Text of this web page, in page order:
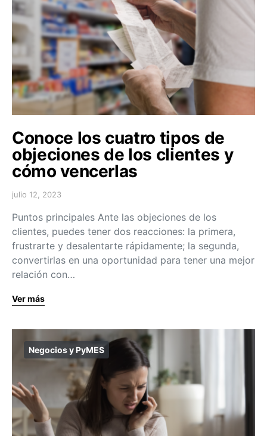
Conoce los cuatro tipos de
objeciones de los clientes y
cómo vencerlas
julio 12, 2023
Puntos principales Ante las objeciones de los
clientes, puedes tener dos reacciones: la primera,
frustrarte y desalentarte rápidamente; la segunda,
convertirlas en una oportunidad para tener una mejor
relación con…
Ver más
Negocios y PyMES